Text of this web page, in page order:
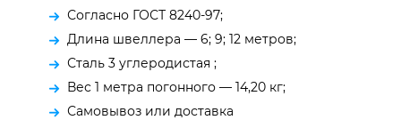
Согласно ГОСТ 8240-97;
Длина швеллера — 6; 9; 12 метров;
Сталь 3 углеродистая ;
Вес 1 метра погонного — 14,20 кг;
Самовывоз или доставка